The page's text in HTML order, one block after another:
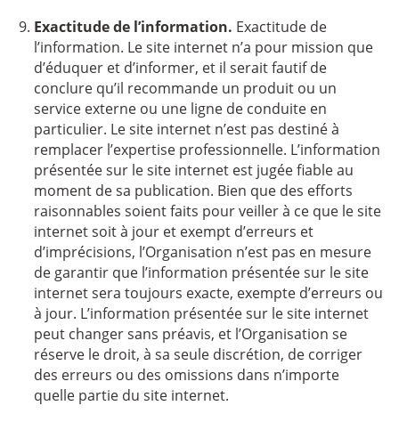
Exactitude de l’information. Exactitude de
l’information. Le site internet n’a pour mission que
d’éduquer et d’informer, et il serait fautif de
conclure qu’il recommande un produit ou un
service externe ou une ligne de conduite en
particulier. Le site internet n’est pas destiné à
remplacer l’expertise professionnelle. L’information
présentée sur le site internet est jugée fiable au
moment de sa publication. Bien que des efforts
raisonnables soient faits pour veiller à ce que le site
internet soit à jour et exempt d’erreurs et
d’imprécisions, l’Organisation n’est pas en mesure
de garantir que l’information présentée sur le site
internet sera toujours exacte, exempte d’erreurs ou
à jour. L’information présentée sur le site internet
peut changer sans préavis, et l’Organisation se
réserve le droit, à sa seule discrétion, de corriger
des erreurs ou des omissions dans n’importe
quelle partie du site internet.